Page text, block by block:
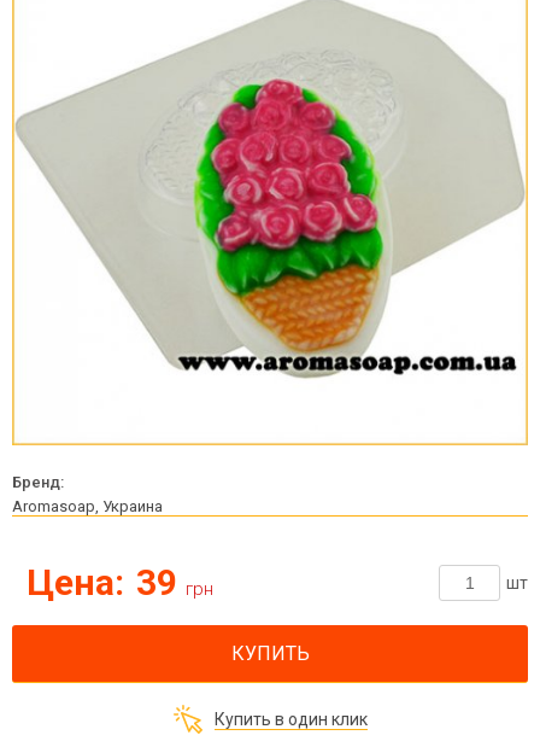
Бренд:
Aromasoap, Украина
Цена: 39 грн шт
КУПИТЬ
Купить в один клик